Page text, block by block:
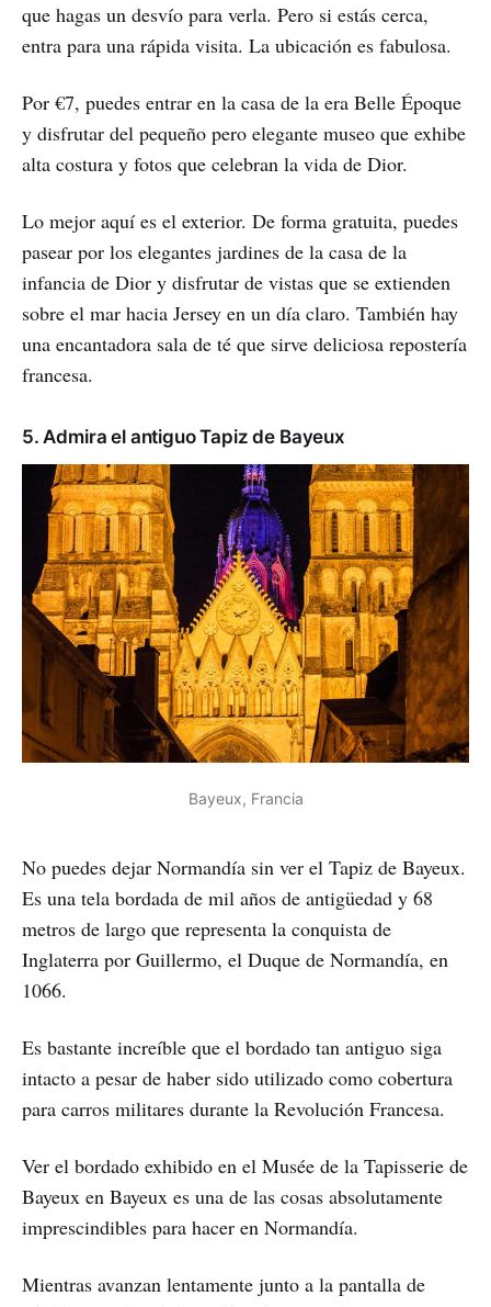
que hagas un desvío para verla. Pero si estás cerca,
entra para una rápida visita. La ubicación es fabulosa.
Por €7, puedes entrar en la casa de la era Belle Époque
y disfrutar del pequeño pero elegante museo que exhibe
alta costura y fotos que celebran la vida de Dior.
Lo mejor aquí es el exterior. De forma gratuita, puedes
pasear por los elegantes jardines de la casa de la
infancia de Dior y disfrutar de vistas que se extienden
sobre el mar hacia Jersey en un día claro. También hay
una encantadora sala de té que sirve deliciosa repostería
francesa.
5. Admira el antiguo Tapiz de Bayeux
Bayeux, Francia
No puedes dejar Normandía sin ver el Tapiz de Bayeux.
Es una tela bordada de mil años de antigüedad y 68
metros de largo que representa la conquista de
Inglaterra por Guillermo, el Duque de Normandía, en
1066.
Es bastante increíble que el bordado tan antiguo siga
intacto a pesar de haber sido utilizado como cobertura
para carros militares durante la Revolución Francesa.
Ver el bordado exhibido en el Musée de la Tapisserie de
Bayeux en Bayeux es una de las cosas absolutamente
imprescindibles para hacer en Normandía.
Mientras avanzan lentamente junto a la pantalla de